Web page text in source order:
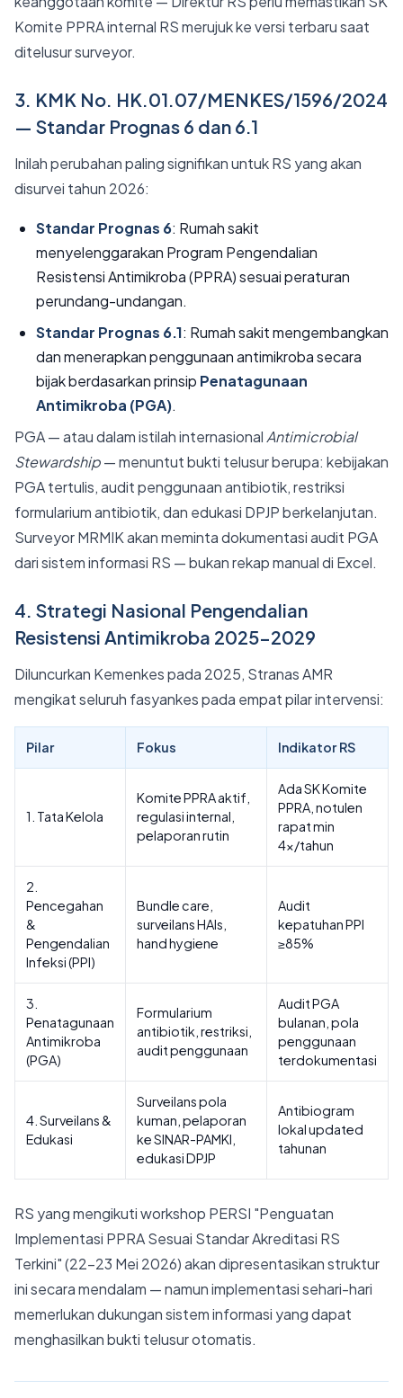
Komite PPRA internal RS merujuk ke versi terbaru saat
ditelusur surveyor.
3. KMK No. HK.01.07/MENKES/1596/2024
— Standar Prognas 6 dan 6.1
Inilah perubahan paling signifikan untuk RS yang akan
disurvei tahun 2026:
Standar Prognas 6: Rumah sakit
menyelenggarakan Program Pengendalian
Resistensi Antimikroba (PPRA) sesuai peraturan
perundang-undangan.
Standar Prognas 6.1: Rumah sakit mengembangkan
dan menerapkan penggunaan antimikroba secara
bijak berdasarkan prinsip Penatagunaan
Antimikroba (PGA).
PGA — atau dalam istilah internasionalAntimicrobial
Stewardship— menuntut bukti telusur berupa: kebijakan
PGA tertulis, audit penggunaan antibiotik, restriksi
formularium antibiotik, dan edukasi DPJP berkelanjutan.
Surveyor MRMIK akan meminta dokumentasi audit PGA
dari sistem informasi RS — bukan rekap manual di Excel.
4. Strategi Nasional Pengendalian
Resistensi Antimikroba 2025–2029
Diluncurkan Kemenkes pada 2025, Stranas AMR
mengikat seluruh fasyankes pada empat pilar intervensi:
Pilar Fokus Indikator RS
1. Tata Kelola
Komite PPRA aktif,
regulasi internal,
pelaporan rutin
Ada SK Komite
PPRA, notulen
rapat min
4x/tahun
2.
Pencegahan
&
Pengendalian
Infeksi (PPI)
Bundle care,
surveilans HAIs,
hand hygiene
Audit
kepatuhan PPI
≥85%
3.
Penatagunaan
Antimikroba
(PGA)
Formularium
antibiotik, restriksi,
audit penggunaan
Audit PGA
bulanan, pola
penggunaan
terdokumentasi
4. Surveilans &
Edukasi
Surveilans pola
kuman, pelaporan
ke SINAR-PAMKI,
edukasi DPJP
Antibiogram
lokal updated
tahunan
RS yang mengikuti workshop PERSI "Penguatan
Implementasi PPRA Sesuai Standar Akreditasi RS
Terkini" (22–23 Mei 2026) akan dipresentasikan struktur
ini secara mendalam — namun implementasi sehari-hari
memerlukan dukungan sistem informasi yang dapat
menghasilkan bukti telusur otomatis.